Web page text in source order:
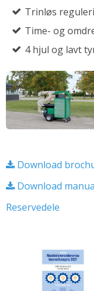
Trinløs
Time- og
4 hjul og lavt
Download
Download
Reservedele